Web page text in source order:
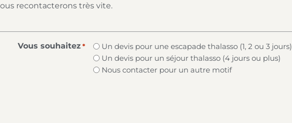
recontacterons très vite.
Vous souhaitez *
Un devis pour une escapade thalasso (1, 2 ou 3 jours)
Un devis pour un séjour thalasso (4 jours ou plus)
Nous contacter pour un autre motif